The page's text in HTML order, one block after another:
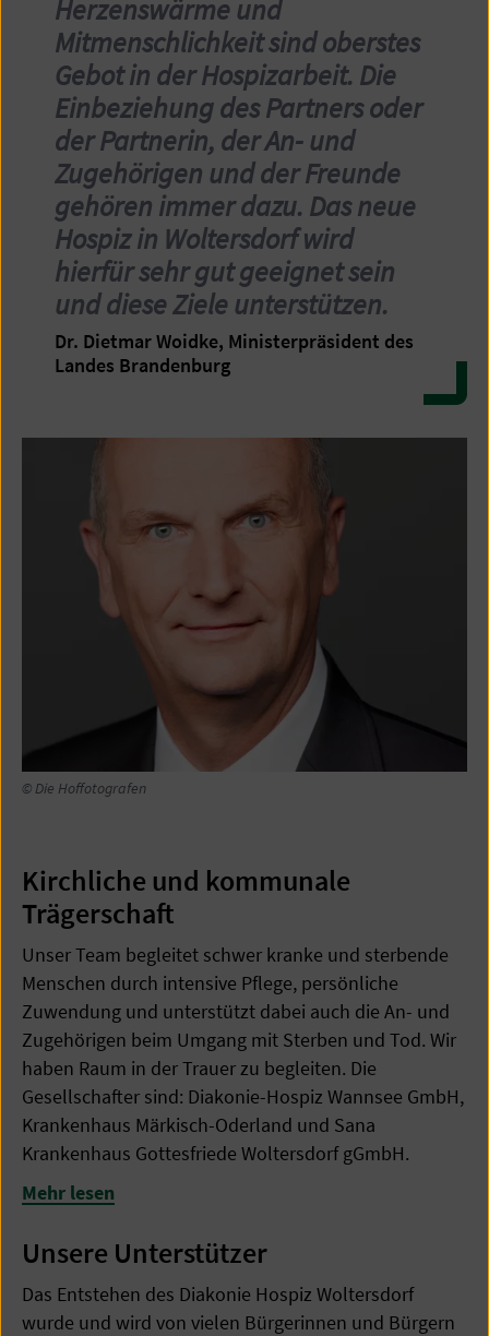
Herzenswärme und
Mitmenschlichkeit sind oberstes
Gebot in der Hospizarbeit. Die
Einbeziehung des Partners oder
der Partnerin, der An- und
Zugehörigen und der Freunde
gehören immer dazu. Das neue
Hospiz in Woltersdorf wird
hierfür sehr gut geeignet sein
und diese Ziele unterstützen.
Dr. Dietmar Woidke, Ministerpräsident des
Landes Brandenburg
© Die Hoffotografen
Kirchliche und kommunale
Trägerschaft
Unser Team begleitet schwer kranke und sterbende
Menschen durch intensive Pflege, persönliche
Zuwendung und unterstützt dabei auch die An- und
Zugehörigen beim Umgang mit Sterben und Tod. Wir
haben Raum in der Trauer zu begleiten. Die
Gesellschafter sind: Diakonie-Hospiz Wannsee GmbH,
Krankenhaus Märkisch-Oderland und Sana
Krankenhaus Gottesfriede Woltersdorf gGmbH.
Mehr lesen
Unsere Unterstützer
Das Entstehen des Diakonie Hospiz Woltersdorf
wurde und wird von vielen Bürgerinnen und Bürgern